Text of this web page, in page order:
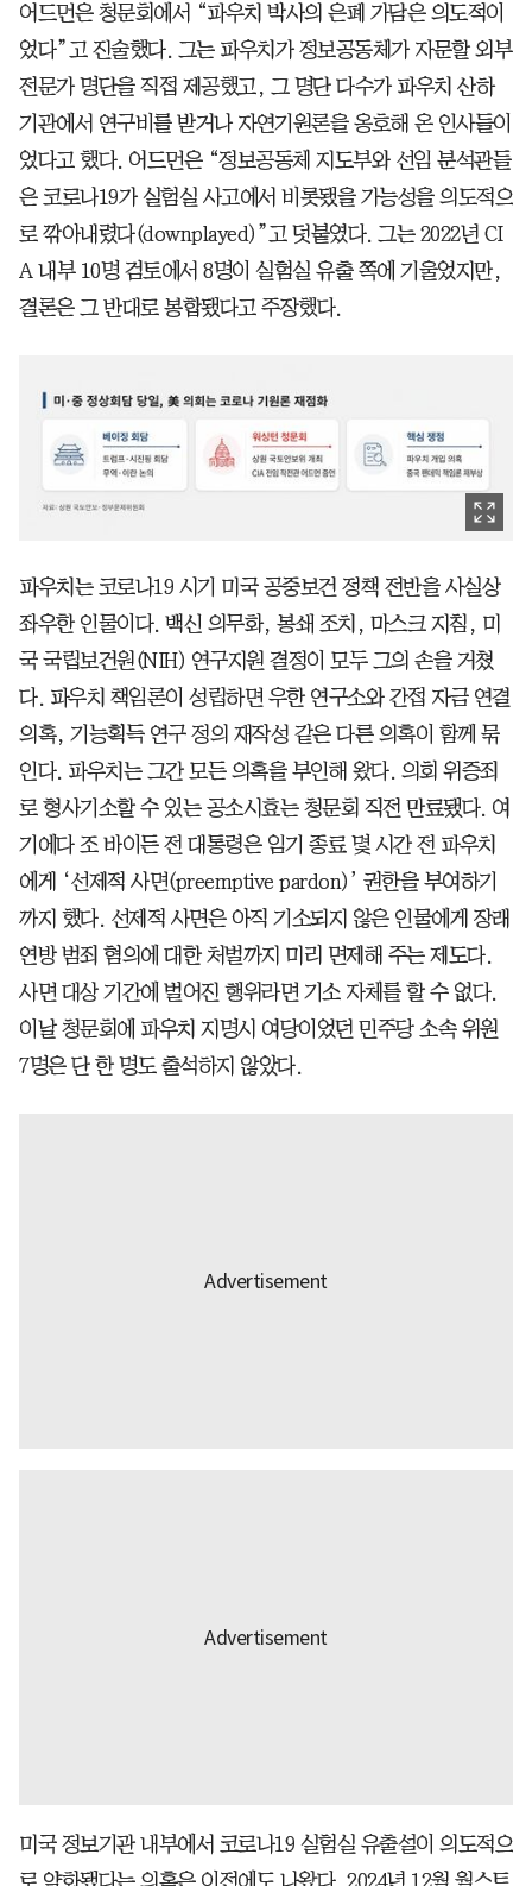
어드먼은 청문회에서 “파우치 박사의 은폐 가담은 의도적이
었다”고 진술했다. 그는 파우치가 정보공동체가 자문할 외부
전문가 명단을 직접 제공했고, 그 명단 다수가 파우치 산하
기관에서 연구비를 받거나 자연기원론을 옹호해 온 인사들이
었다고 했다. 어드먼은 “정보공동체 지도부와 선임 분석관들
은 코로나19가 실험실 사고에서 비롯됐을 가능성을 의도적으
로 깎아내렸다(downplayed)”고 덧붙였다. 그는 2022년 CI
A 내부 10명 검토에서 8명이 실험실 유출 쪽에 기울었지만,
결론은 그 반대로 봉합됐다고 주장했다.
파우치는 코로나19 시기 미국 공중보건 정책 전반을 사실상
좌우한 인물이다. 백신 의무화, 봉쇄 조치, 마스크 지침, 미
국 국립보건원(NIH) 연구지원 결정이 모두 그의 손을 거쳤
다. 파우치 책임론이 성립하면 우한 연구소와 간접 자금 연결
의혹, 기능획득 연구 정의 재작성 같은 다른 의혹이 함께 묶
인다. 파우치는 그간 모든 의혹을 부인해 왔다. 의회 위증죄
로 형사기소할 수 있는 공소시효는 청문회 직전 만료됐다. 여
기에다 조 바이든 전 대통령은 임기 종료 몇 시간 전 파우치
에게 ‘선제적 사면(preemptive pardon)’ 권한을 부여하기
까지 했다. 선제적 사면은 아직 기소되지 않은 인물에게 장래
연방 범죄 혐의에 대한 처벌까지 미리 면제해 주는 제도다.
사면 대상 기간에 벌어진 행위라면 기소 자체를 할 수 없다.
이날 청문회에 파우치 지명시 여당이었던 민주당 소속 위원
7명은 단 한 명도 출석하지 않았다.
미국 정보기관 내부에서 코로나19 실험실 유출설이 의도적으
로 약화됐다는 의혹은 이전에도 나왔다. 2024년 12월 월스트